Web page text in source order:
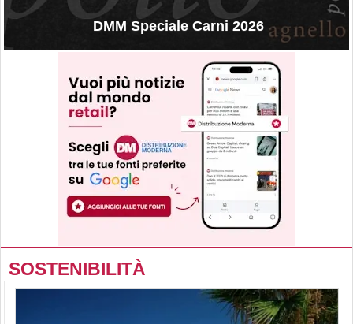
DMM Speciale Carni 2026
SOSTENIBILITÀ